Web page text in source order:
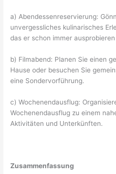
a) Abendessenreservierung:
unvergessliches kulinarisches
das er schon immer
b) Filmabend: Planen Sie einen
Hause oder besuchen Sie
eine Sondervorführung.
c) Wochenendausflug:
Wochenendausflug zu einem
Aktivitäten und Unterkünften.
Zusammenfassung